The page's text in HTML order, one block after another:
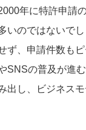
年に特許申請
いのではないでし
ず、申請件数も
SNSの普及が進
出し、ビジネス